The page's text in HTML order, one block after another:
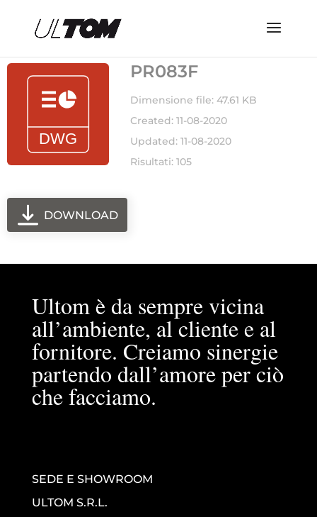
PR083F
Dimensione file: 47.61 KB
Created: 11-08-2020
Updated: 11-08-2020
Risultati: 105
DOWNLOAD
Ultom è da sempre vicina
all’ambiente, al cliente e al
fornitore. Creiamo sinergie
partendo dall’amore per ciò
che facciamo.
SEDE E SHOWROOM
ULTOM S.R.L.